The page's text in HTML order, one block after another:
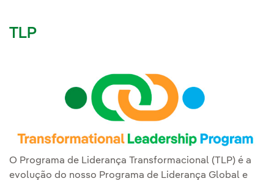
TLP
O Programa de Liderança Transformacional (TLP) é a
evolução do nosso Programa de Liderança Global e